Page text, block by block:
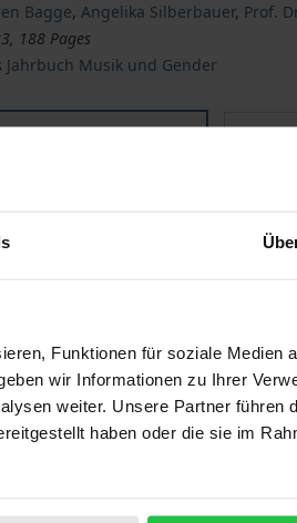
Funktionen für soziale Medien
wir Informationen zu Ihrer
weiter. Unsere Partner führen
haben oder die sie im
Bagge,Angelika Silberbauer, Prof.
188 Pages
Jahrbuch Musik und Gender
Gender
ISBN
the delivery address, VAT may vary at
Wish List